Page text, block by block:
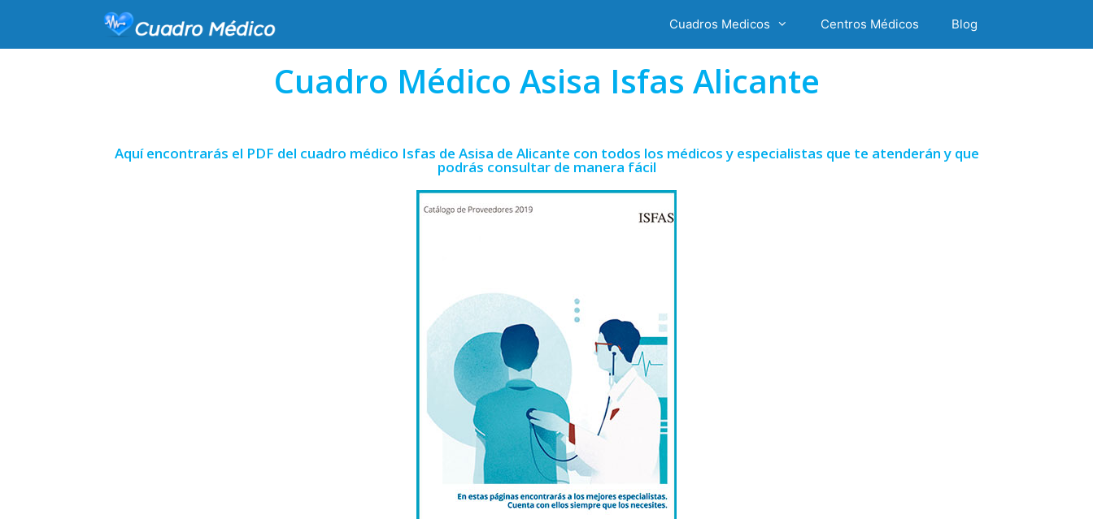
Cuadros Medicos Centros Médicos Blog
Cuadro Médico Asisa Isfas Alicante
Aquí encontrarás el PDF del cuadro médico Isfas de Asisa de Alicante con todos los médicos y especialistas que te atenderán y que
podrás consultar de manera fácil